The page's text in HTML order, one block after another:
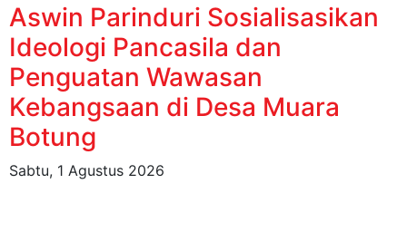
Aswin Parinduri Sosialisasikan
Ideologi Pancasila dan
Penguatan Wawasan
Kebangsaan di Desa Muara
Botung
Sabtu, 1 Agustus 2026